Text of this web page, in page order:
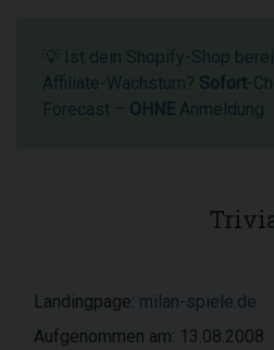
💡 Ist dein Shopify-Shop
Affiliate-Wachstum? Sofort-
Forecast – OHNE Anmeldung.
Landingpage: milan-spiele.de
Aufgenommen am: 13.08.2008